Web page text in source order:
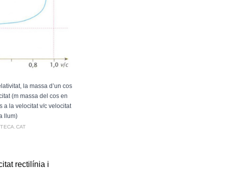
la massa d’un cos
(m massa del cos en
a la velocitat v/c velocitat
llum)
rectilínia i